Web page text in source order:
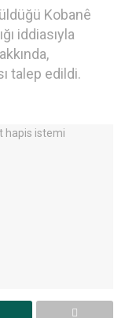
Kobanê
iddiasıyla
talep edildi.